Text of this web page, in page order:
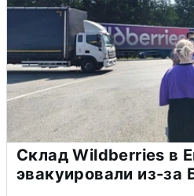
Склад Wildberries в
эвакуировали из-за